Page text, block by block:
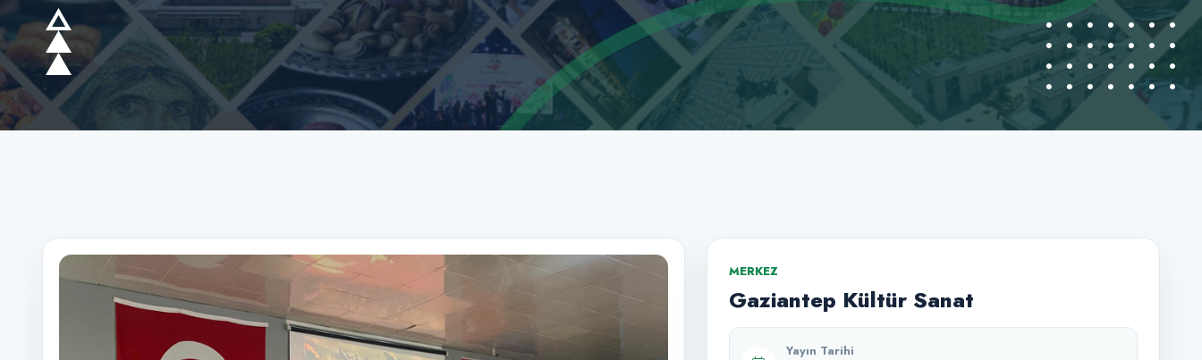
MERKEZ
Gaziantep Kültür Sanat
Yayın Tarihi